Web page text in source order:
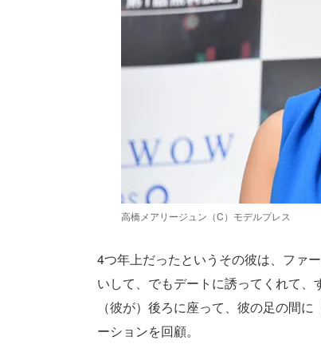
高橋メアリージュン（C）モデルプレス
4つ年上だったというその彼は、ファ
いして、でもデートに誘ってくれて、
（彼が）後ろに座って、彼の足の間
ーションを回顧。